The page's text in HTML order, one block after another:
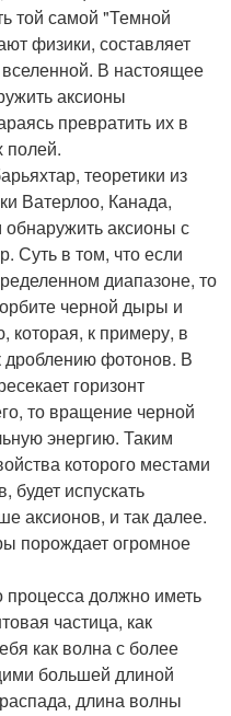
той самой "Темной
физики, составляет
В настоящее
аксионы
превратить их в
теоретики из
Ватерлоо, Канада,
аксионы с
Суть в том, что если
диапазоне, то
черной дыры и
которая, к примеру, в
дроблению фотонов. В
горизонт
то вращение черной
энергию. Таким
которого местами
будет испускать
аксионов, и так далее.
порождает огромное
должно иметь
частица, как
как волна с более
большей длиной
длина волны